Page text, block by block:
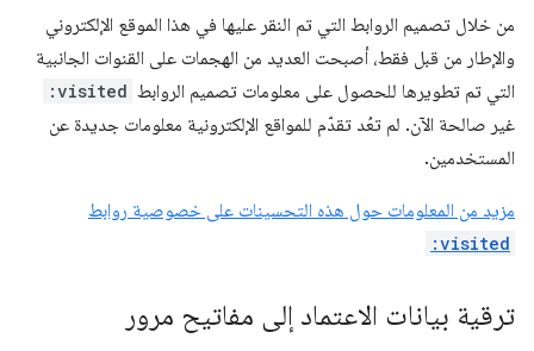
من خلال تصميم الروابط التي تم النقر عليها في هذا الموقع الإلكتروني
والإطار من قبل فقط، أصبحت العديد من الهجمات على القنوات الجانبية
التي تم تطويرها للحصول على معلومات تصميم الروابط :visited
غير صالحة الآن. لم تعُد تقدّم للمواقع الإلكترونية معلومات جديدة عن
المستخدمين.
مزيد من المعلومات حول هذه التحسينات على خصوصية روابط
:visited
ترقية بيانات الاعتماد إلى مفاتيح مرور